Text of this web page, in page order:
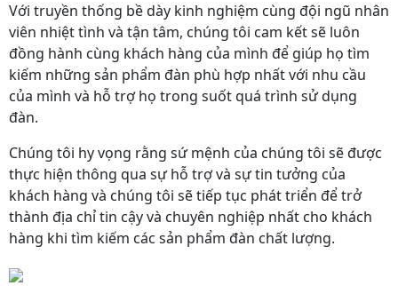
Với truyền thống bề dày kinh nghiệm cùng đội ngũ nhân
viên nhiệt tình và tận tâm, chúng tôi cam kết sẽ luôn
đồng hành cùng khách hàng của mình để giúp họ tìm
kiếm những sản phẩm đàn phù hợp nhất với nhu cầu
của mình và hỗ trợ họ trong suốt quá trình sử dụng
đàn.
Chúng tôi hy vọng rằng sứ mệnh của chúng tôi sẽ được
thực hiện thông qua sự hỗ trợ và sự tin tưởng của
khách hàng và chúng tôi sẽ tiếp tục phát triển để trở
thành địa chỉ tin cậy và chuyên nghiệp nhất cho khách
hàng khi tìm kiếm các sản phẩm đàn chất lượng.